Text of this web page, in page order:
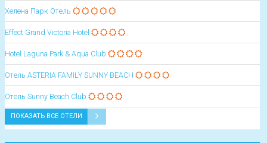
Хелена Парк Отель
Effect Grand Victoria Hotel
Hotel Laguna Park & Aqua Club
Oтель ASTERIA FAMILY SUNNY BEACH
Oтель Sunny Beach Club
ПОКАЗАТЬ ВСЕ ОТЕЛИ